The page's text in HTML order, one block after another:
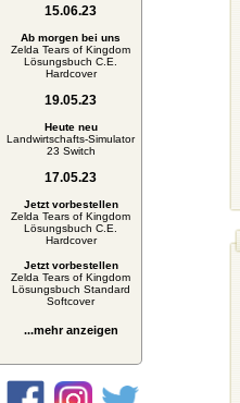
15.06.23
Ab morgen bei uns
Zelda Tears of Kingdom
Lösungsbuch C.E.
Hardcover
19.05.23
Heute neu
Landwirtschafts-Simulator
23 Switch
17.05.23
Jetzt vorbestellen
Zelda Tears of Kingdom
Lösungsbuch C.E.
Hardcover
Jetzt vorbestellen
Zelda Tears of Kingdom
Lösungsbuch Standard
Softcover
...mehr anzeigen